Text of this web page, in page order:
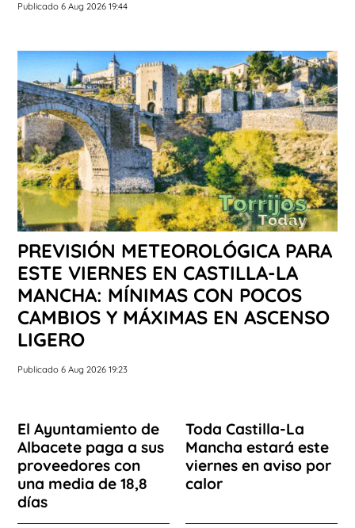
Publicado 6 Aug 2026 19:44
PREVISIÓN METEOROLÓGICA PARA
ESTE VIERNES EN CASTILLA-LA
MANCHA: MÍNIMAS CON POCOS
CAMBIOS Y MÁXIMAS EN ASCENSO
LIGERO
Publicado 6 Aug 2026 19:23
El Ayuntamiento de
Albacete paga a sus
proveedores con
una media de 18,8
días
Toda Castilla-La
Mancha estará este
viernes en aviso por
calor